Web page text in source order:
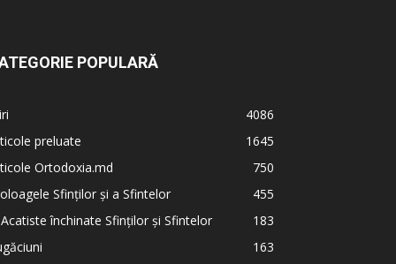
POPULARĂ
4086
preluate
1645
Ortodoxia.md
750
Sfinților și a Sfintelor
455
închinate Sfinților și Sfintelor
183
163